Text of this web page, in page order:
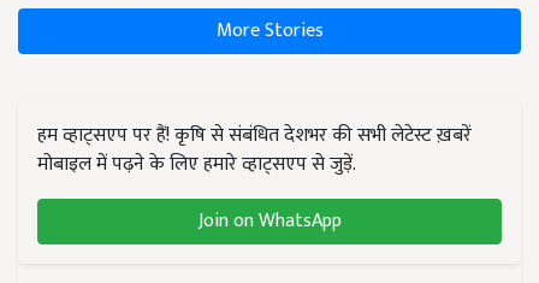
More Stories
हम व्हाट्सएप पर हैं! कृषि से संबंधित देशभर की सभी लेटेस्ट ख़बरें
मोबाइल में पढ़ने के लिए हमारे व्हाट्सएप से जुड़ें.
Join on WhatsApp